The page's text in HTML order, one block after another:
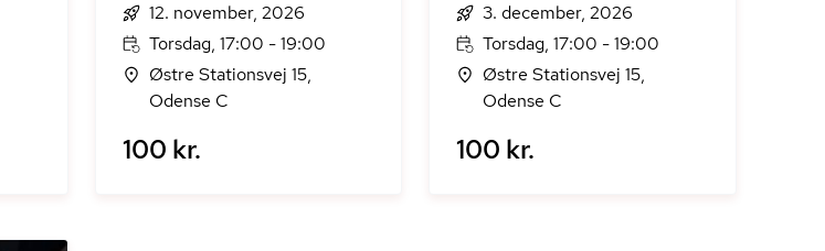
12. november, 2026
Torsdag, 17:00 - 19:00
Østre Stationsvej 15,
Odense C
100 kr.
3. december, 2026
Torsdag, 17:00 - 19:00
Østre Stationsvej 15,
Odense C
100 kr.